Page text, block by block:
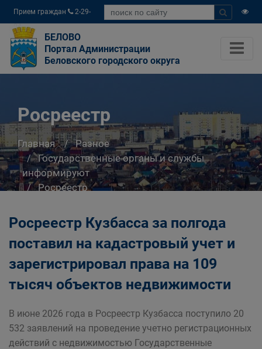
Прием граждан
2-29-
04
БЕЛОВО
Портал Администрации
Беловского городского округа
Росреестр
Главная
Разное
Государственные органы и службы
информируют
Росреестр
Росреестр Кузбасса за полгода
поставил на кадастровый учет и
зарегистрировал права на 109
тысяч объектов недвижимости
В июне 2026 года в Росреестр Кузбасса поступило 20
532 заявлений на проведение учетно регистрационных
действий с недвижимостью Государственные